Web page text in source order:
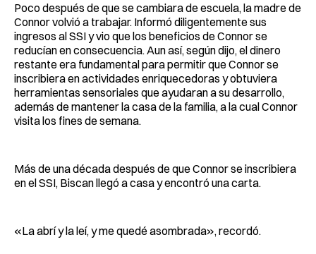
Poco después de que se cambiara de escuela, la madre de
Connor volvió a trabajar. Informó diligentemente sus
ingresos al SSI y vio que los beneficios de Connor se
reducían en consecuencia. Aun así, según dijo, el dinero
restante era fundamental para permitir que Connor se
inscribiera en actividades enriquecedoras y obtuviera
herramientas sensoriales que ayudaran a su desarrollo,
además de mantener la casa de la familia, a la cual Connor
visita los fines de semana.
Más de una década después de que Connor se inscribiera
en el SSI, Biscan llegó a casa y encontró una carta.
«La abrí y la leí, y me quedé asombrada», recordó.